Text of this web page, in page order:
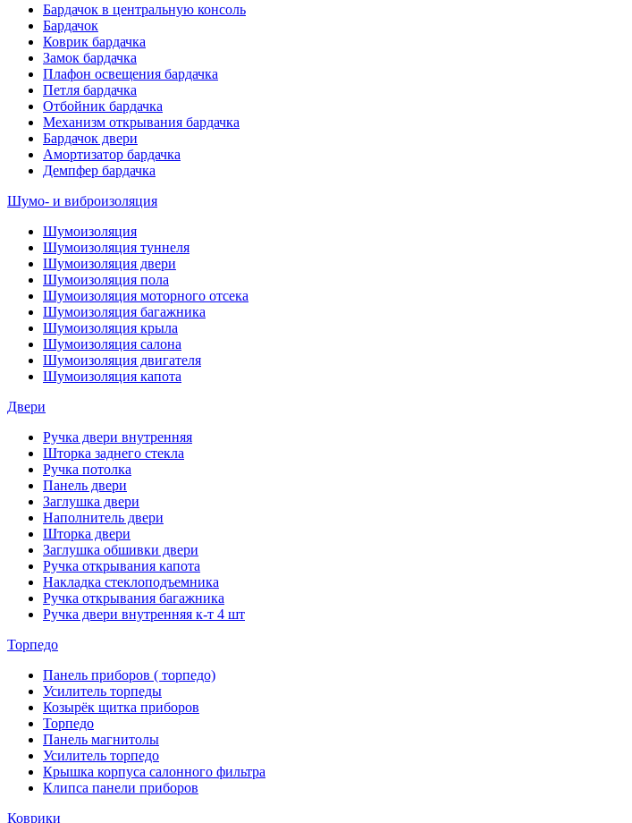
Бардачок в центральную консоль
Бардачок
Коврик бардачка
Замок бардачка
Плафон освещения бардачка
Петля бардачка
Отбойник бардачка
Механизм открывания бардачка
Бардачок двери
Амортизатор бардачка
Демпфер бардачка
Шумо- и виброизоляция
Шумоизоляция
Шумоизоляция туннеля
Шумоизоляция двери
Шумоизоляция пола
Шумоизоляция моторного отсека
Шумоизоляция багажника
Шумоизоляция крыла
Шумоизоляция салона
Шумоизоляция двигателя
Шумоизоляция капота
Двери
Ручка двери внутренняя
Шторка заднего стекла
Ручка потолка
Панель двери
Заглушка двери
Наполнитель двери
Шторка двери
Заглушка обшивки двери
Ручка открывания капота
Накладка стеклоподъемника
Ручка открывания багажника
Ручка двери внутренняя к-т 4 шт
Торпедо
Панель приборов ( торпедо)
Усилитель торпеды
Козырёк щитка приборов
Торпедо
Панель магнитолы
Усилитель торпедо
Крышка корпуса салонного фильтра
Клипса панели приборов
Коврики